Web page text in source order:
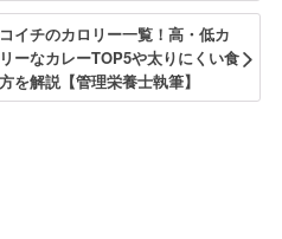
イチのカロリー一覧！高・低カ
ーなカレーTOP5や太りにくい食
を解説【管理栄養士執筆】